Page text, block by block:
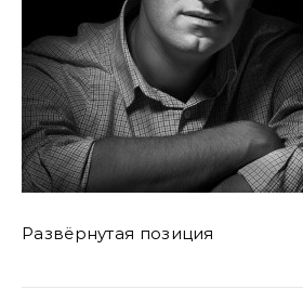
Развёрнутая позиция